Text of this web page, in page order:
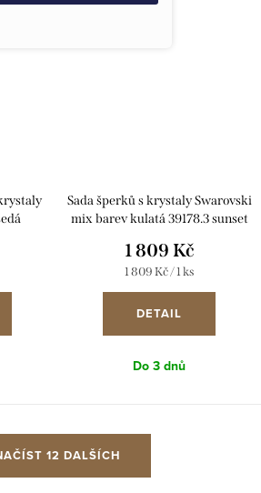
Sada šperků s krystaly Swarovski
mix barev kulatá 39178.3 sunset
1 809 Kč
Měrná
cena:
1 809 Kč / 1 ks
DETAIL
Do 3 dnů
12 DALŠÍCH